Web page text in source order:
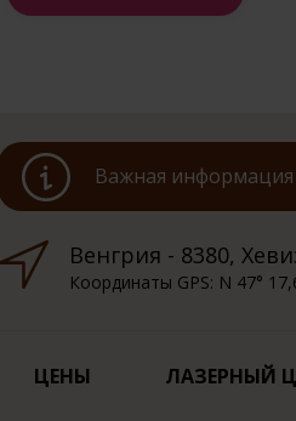
Важная информация
Венгрия - 8380,
Координаты GPS: N 47°
ЦЕНЫ ЛАЗЕРНЫЙ